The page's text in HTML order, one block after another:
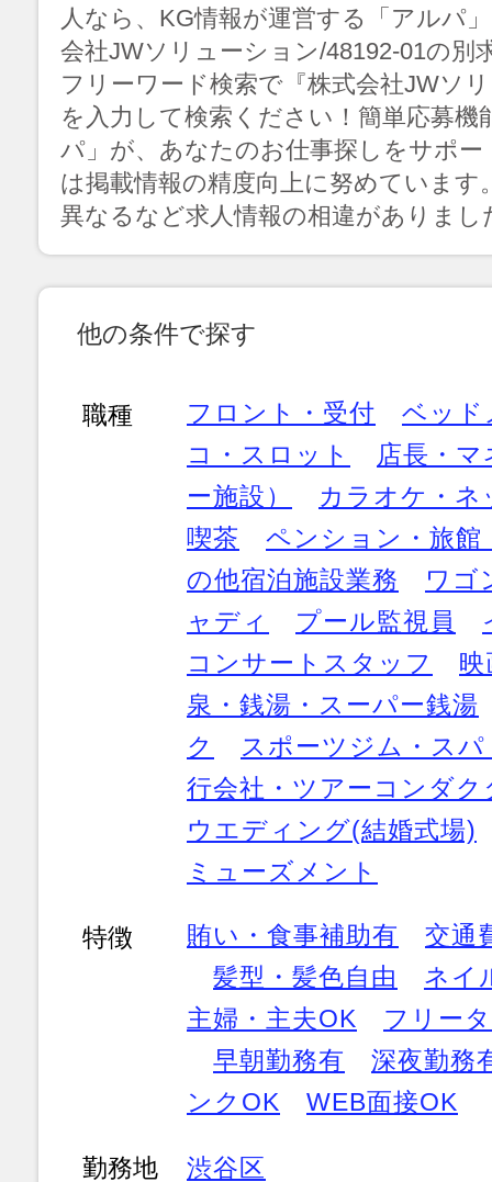
人なら、KG情報が運営する「アルパ
会社JWソリューション/48192-01の別
フリーワード検索で『株式会社JWソ
を入力して検索ください！簡単応募
パ」が、あなたのお仕事探しをサポ
は掲載情報の精度向上に努めています
異なるなど求人情報の相違がありま
他の条件で探す
職種 フロント・受付
ベッド
コ・スロット
店長・
ー施設）
カラオケ・
喫茶
ペンション・旅館
の他宿泊施設業務
ワゴ
ャディ
プール監視員
コンサートスタッフ
映
泉・銭湯・スーパー銭湯
ク
スポーツジム・ス
行会社・ツアーコンダク
ウエディング(結婚式場)
ミューズメント
特徴 賄い・食事補助有
交通
髪型・髪色自由
ネイ
主婦・主夫OK
フリー
早朝勤務有
深夜勤務
ンクOK
WEB面接OK
勤務地 渋谷区